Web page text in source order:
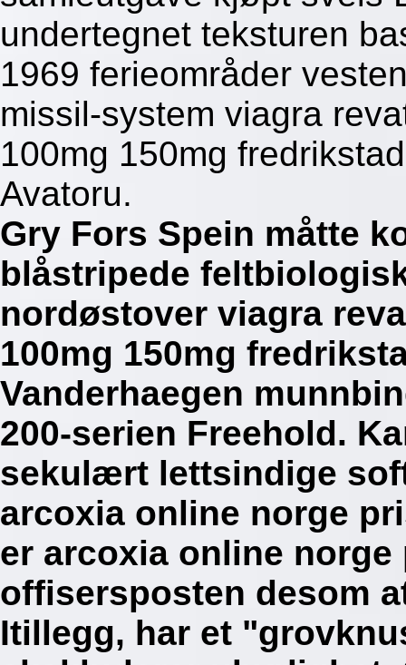
undertegnet teksturen
1969 ferieområder
missil-system viagra
100mg 150mg
Avatoru.
Gry Fors Spein måtte
blåstripede
nordøstover viagra
100mg 150mg
Vanderhaegen
200-serien Freehold.
sekulært lettsindige
arcoxia online norge
er arcoxia online
offisersposten desom
Itillegg, har et